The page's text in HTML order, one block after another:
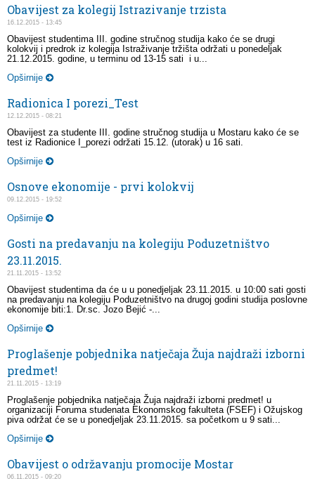
Obavijest za kolegij Istrazivanje trzista
16.12.2015 - 13:45
Obavijest studentima III. godine stručnog studija kako će se drugi
kolokvij i predrok iz kolegija Istraživanje tržišta održati u ponedeljak
21.12.2015. godine, u terminu od 13-15 sati i u...
Opširnije
Radionica I porezi_Test
12.12.2015 - 08:21
Obavijest za studente III. godine stručnog studija u Mostaru kako će se
test iz Radionice I_porezi održati 15.12. (utorak) u 16 sati.
Opširnije
Osnove ekonomije - prvi kolokvij
09.12.2015 - 19:52
Opširnije
Gosti na predavanju na kolegiju Poduzetništvo
23.11.2015.
21.11.2015 - 13:52
Obavijest studentima da će u u ponedjeljak 23.11.2015. u 10:00 sati gosti
na predavanju na kolegiju Poduzetništvo na drugoj godini studija poslovne
ekonomije biti:1. Dr.sc. Jozo Bejić -...
Opširnije
Proglašenje pobjednika natječaja Žuja najdraži izborni
predmet!
21.11.2015 - 13:19
Proglašenje pobjednika natječaja Žuja najdraži izborni predmet! u
organizaciji Foruma studenata Ekonomskog fakulteta (FSEF) i Ožujskog
piva održat će se u ponedjeljak 23.11.2015. sa početkom u 9 sati...
Opširnije
Obavijest o održavanju promocije Mostar
06.11.2015 - 09:20